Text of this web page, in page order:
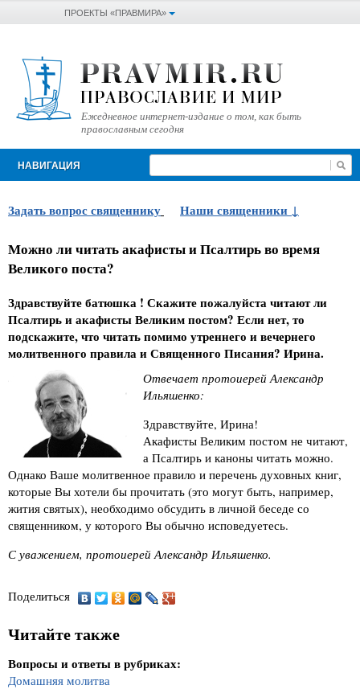
ПРОЕКТЫ «ПРАВМИРА»
Ежедневное интернет-издание о том, как быть
православным сегодня
НАВИГАЦИЯ
Задать вопрос священнику Наши священники
Можно ли читать акафисты и Псалтирь во время
Великого поста?
Здравствуйте батюшка ! Скажите пожалуйста читают ли
Псалтирь и акафисты Великим постом? Если нет, то
подскажите, что читать помимо утреннего и вечернего
молитвенного правила и Священного Писания? Ирина.
Отвечает протоиерей Александр
Ильяшенко:
Здравствуйте, Ирина!
Акафисты Великим постом не читают,
а Псалтирь и каноны читать можно.
Однако Ваше молитвенное правило и перечень духовных книг,
которые Вы хотели бы прочитать (это могут быть, например,
жития святых), необходимо обсудить в личной беседе со
священником, у которого Вы обычно исповедуетесь.
С уважением, протоиерей Александр Ильяшенко.
Поделиться
Читайте также
Вопросы и ответы в рубриках:
Домашняя молитва